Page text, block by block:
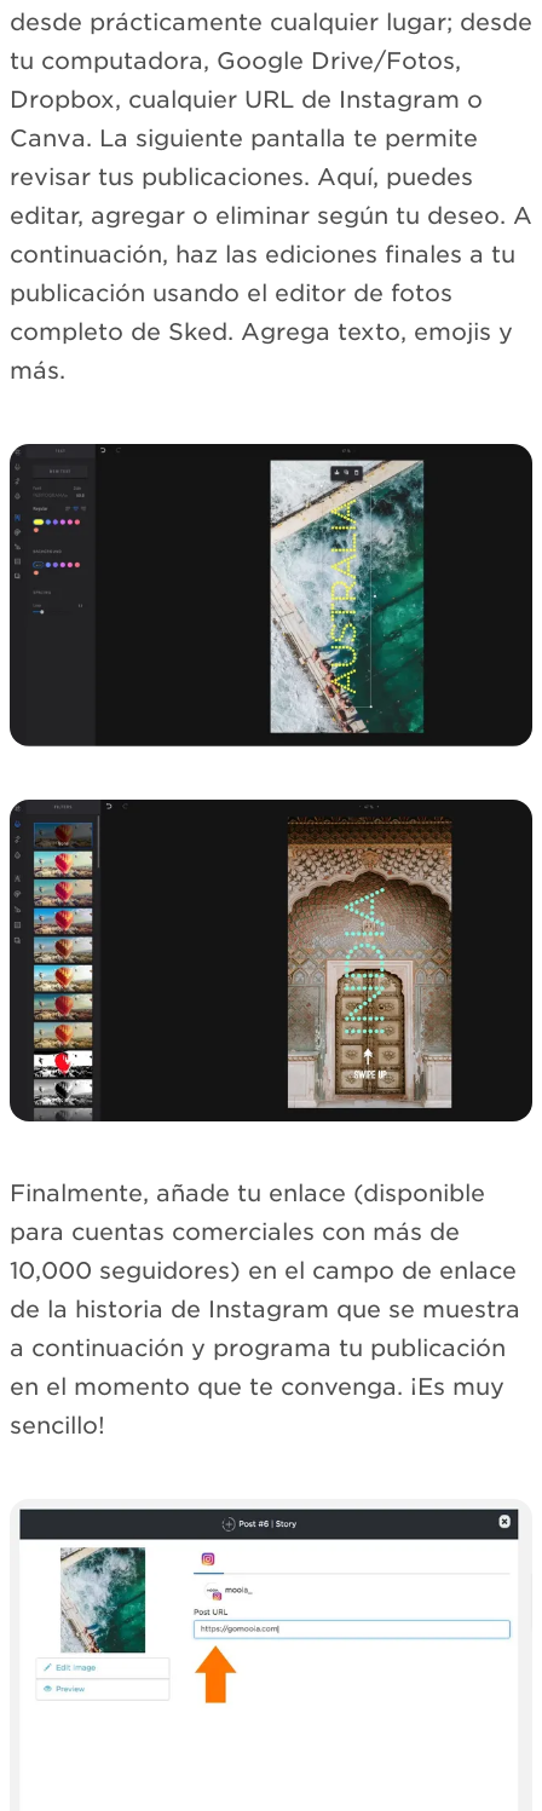
desde prácticamente cualquier lugar; desde
tu computadora, Google Drive/Fotos,
Dropbox, cualquier URL de Instagram o
Canva. La siguiente pantalla te permite
revisar tus publicaciones. Aquí, puedes
editar, agregar o eliminar según tu deseo. A
continuación, haz las ediciones finales a tu
publicación usando el editor de fotos
completo de Sked. Agrega texto, emojis y
más.
Finalmente, añade tu enlace (disponible
para cuentas comerciales con más de
10,000 seguidores) en el campo de enlace
de la historia de Instagram que se muestra
a continuación y programa tu publicación
en el momento que te convenga. ¡Es muy
sencillo!